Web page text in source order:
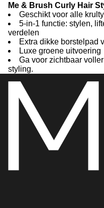
Me & Brush Curly Hair
Geschikt voor alle
5-in-1 functie: stylen,
verdelen
Extra dikke borstelpad
Luxe groene uitvoering
Ga voor zichtbaar
styling.